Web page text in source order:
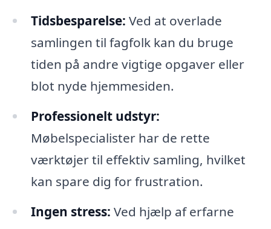
Tidsbesparelse: Ved at overlade
samlingen til fagfolk kan du bruge
tiden på andre vigtige opgaver eller
blot nyde hjemmesiden.
Professionelt udstyr:
Møbelspecialister har de rette
værktøjer til effektiv samling, hvilket
kan spare dig for frustration.
Ingen stress: Ved hjælp af erfarne